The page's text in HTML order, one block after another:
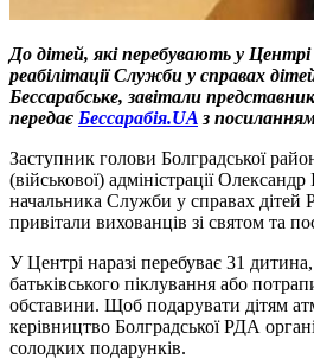
До дітей, які перебувають у Центрі
реабілітації Служби у справах
Бессарабське, завітали
передає Бессарабія.UA з
Заступник голови Болградської
(військової) адміністрації
начальника Служби у справах
привітали вихованців зі святом та
У Центрі наразі перебуває 31
батьківського піклування або
обставини. Щоб подарувати дітям
керівництво Болградської РДА
солодких подарунків.